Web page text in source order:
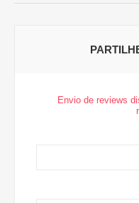
Envio de reviews